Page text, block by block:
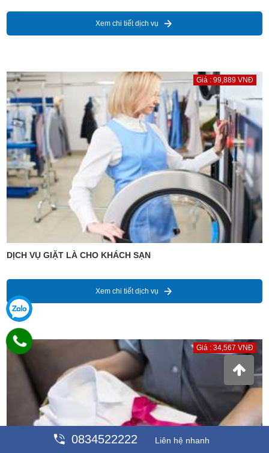
Xem chi tiết dịch vụ
Giá : 99,889 VNĐ
DỊCH VỤ GIẶT LÀ CHO KHÁCH SẠN
Xem chi tiết dịch vụ
Giá : 34,567 VNĐ
0834522222 Liên hệ nhanh